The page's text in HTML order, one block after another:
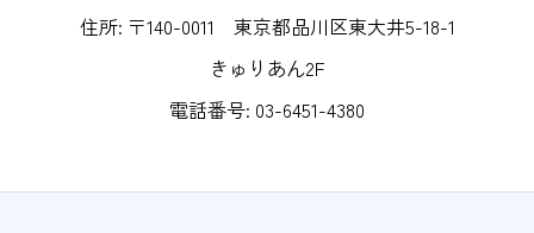
住所: 〒140-0011 東京都品川区東大井5-18-1
きゅりあん2F
電話番号: 03-6451-4380